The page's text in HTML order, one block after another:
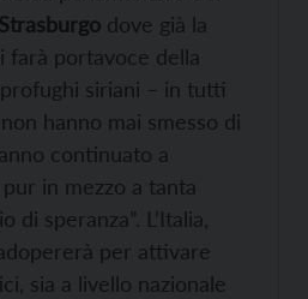
Strasburgo dove già la
farà portavoce della
siriani – in tutti
hanno mai smesso di
continuato a
in mezzo a tanta
di speranza”. L’Italia,
per attivare
sia a livello nazionale